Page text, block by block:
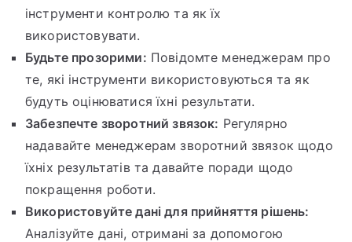
інструменти контролю та як їх
використовувати.
Будьте прозорими: Повідомте менеджерам про
те, які інструменти використовуються та як
будуть оцінюватися їхні результати.
Забезпечте зворотний звязок: Регулярно
надавайте менеджерам зворотний звязок щодо
їхніх результатів та давайте поради щодо
покращення роботи.
Використовуйте дані для прийняття рішень:
Аналізуйте дані, отримані за допомогою